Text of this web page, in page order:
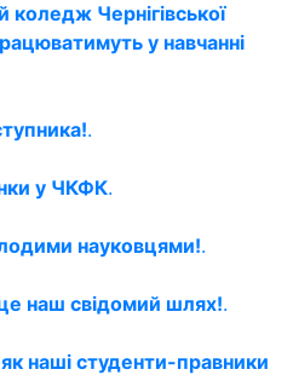
Чернігівської
у навчанні
.
у ЧКФК.
науковцями!.
наш свідомий шлях!.
наші студенти-правники